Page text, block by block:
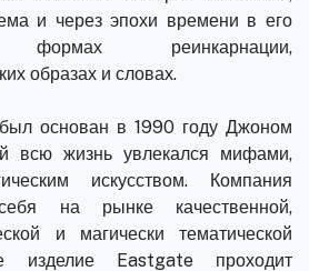
и через эпохи времени в его
формах реинкарнации,
образах и словах.
основан в 1990 году Джоном
всю жизнь увлекался мифами,
искусством. Компания
на рынке качественной,
и магически тематической
изделие Eastgate проходит